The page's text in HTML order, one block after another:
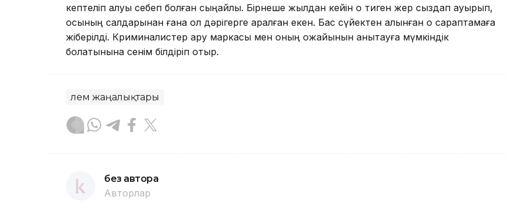
кептеліп қалуы себеп болған сыңайлы. Бірнеше жылдан кейін оқ тиген жер сыздап ауырып,
осының салдарынан ғана ол дәрігерге қаралған екен. Бас сүйектен алынған оқ сараптамаға
жіберілді. Криминалистер қару маркасы мен оның қожайынын анықтауға мүмкіндік
болатынына сенім білдіріп отыр.
Әлем жаңалықтары
без автора
Авторлар